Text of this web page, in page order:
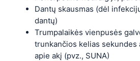
Dantų skausmas (dėl
dantų)
Trumpalaikės vienpusės
trunkančios kelias sekundes
apie akį (pvz., SUNA)